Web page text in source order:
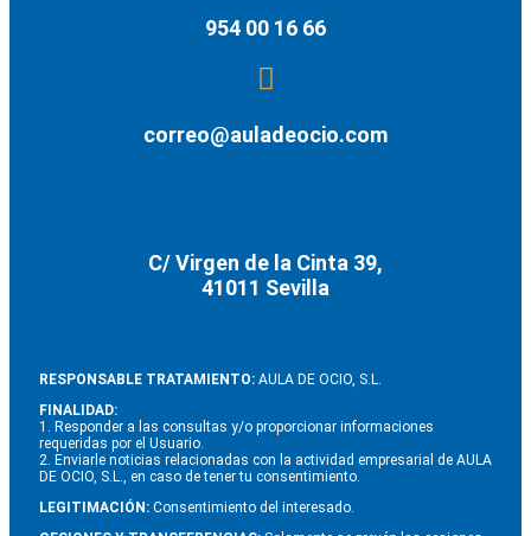
954 00 16 66
correo@auladeocio.com
C/ Virgen de la Cinta 39,
41011 Sevilla
RESPONSABLE TRATAMIENTO: AULA DE OCIO, S.L.
FINALIDAD:
1. Responder a las consultas y/o proporcionar informaciones
requeridas por el Usuario.
2. Enviarle noticias relacionadas con la actividad empresarial de AULA
DE OCIO, S.L., en caso de tener tu consentimiento.
LEGITIMACIÓN: Consentimiento del interesado.